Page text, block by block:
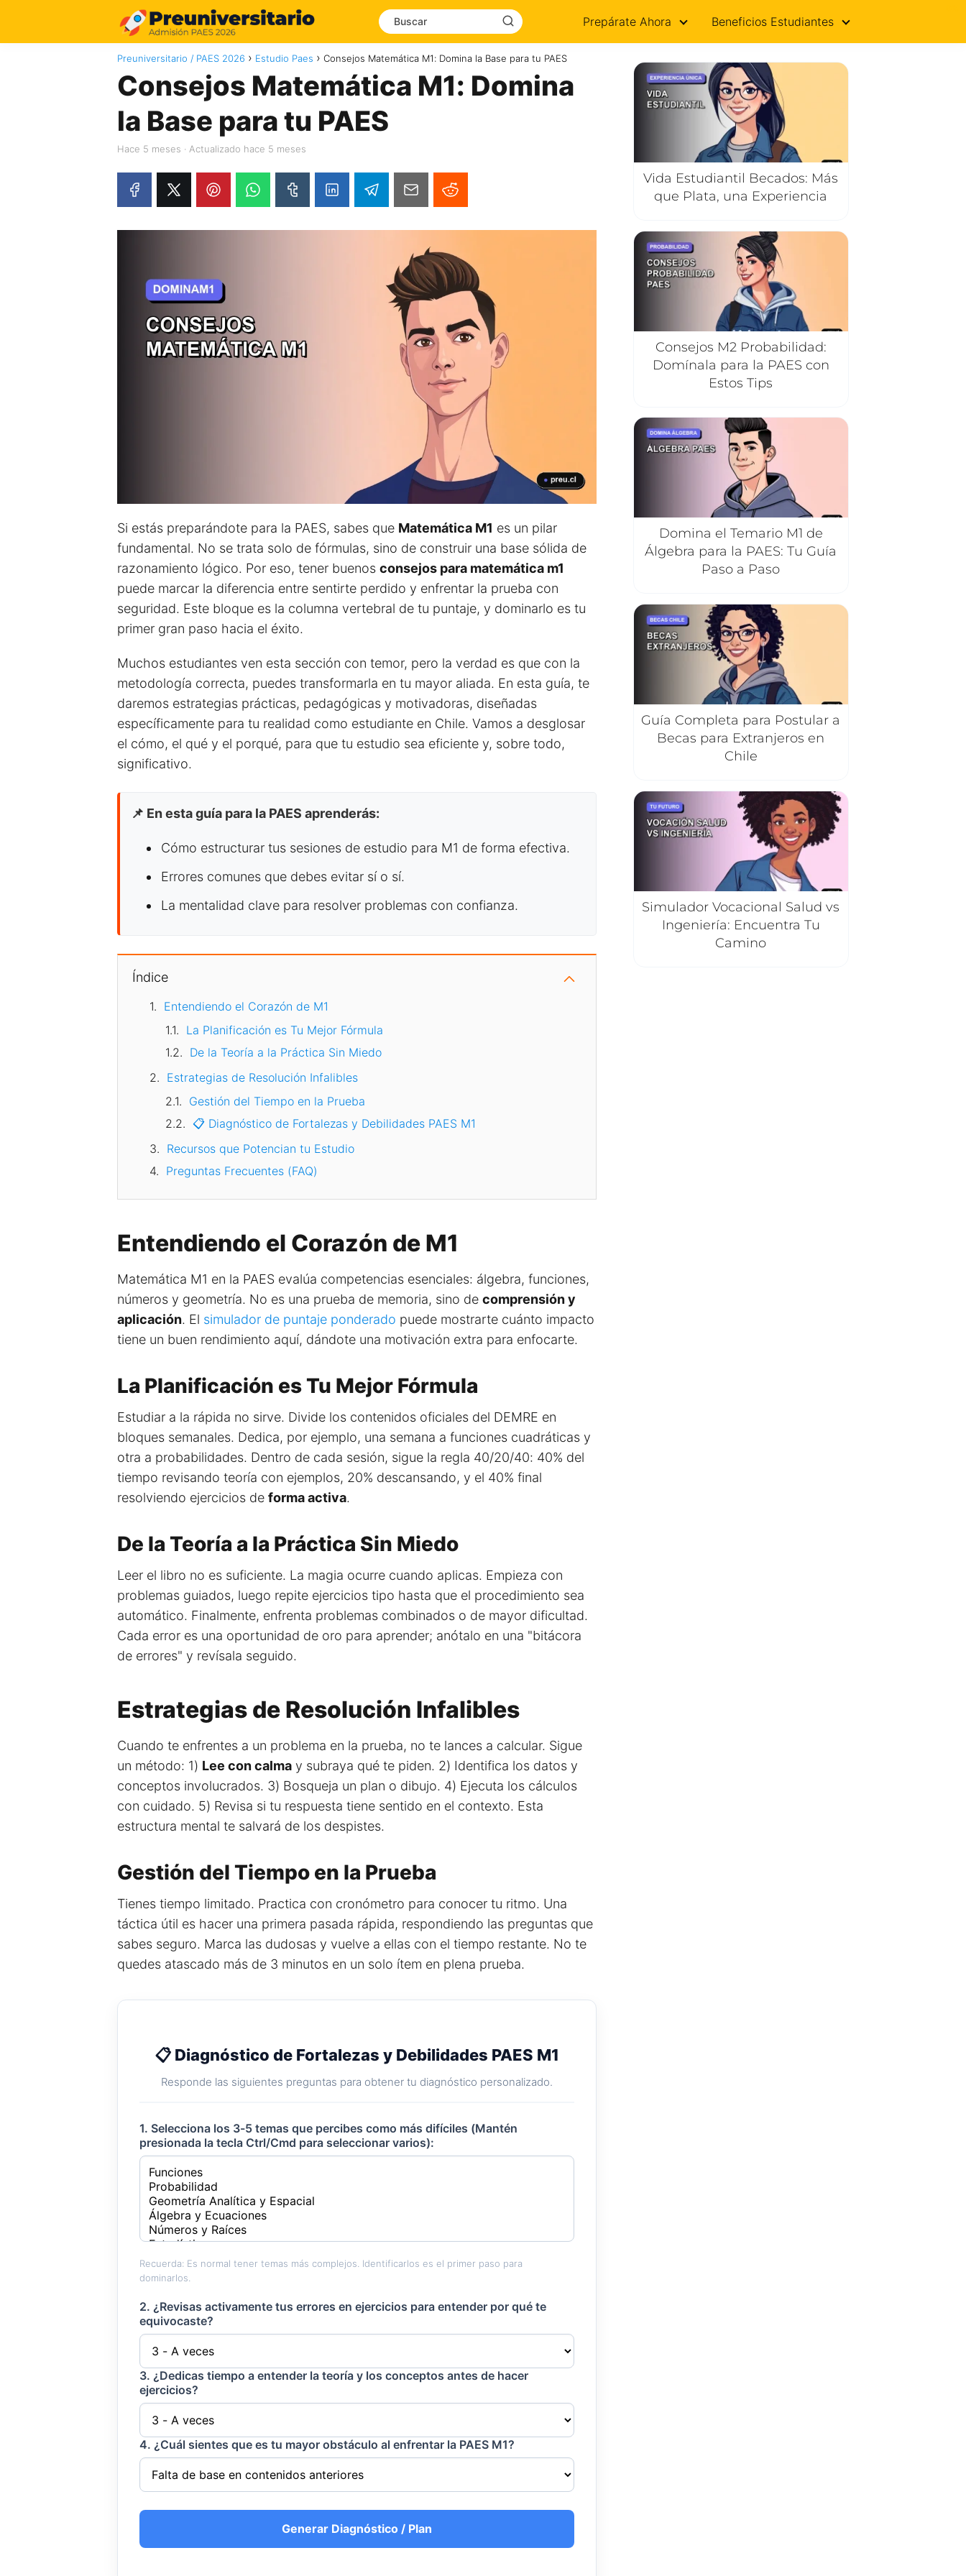
Prepárate Ahora Beneficios Estudiantes
Preuniversitario / PAES 2026 Estudio Paes Consejos Matemática M1: Domina la Base para tu PAES
Consejos Matemática M1: Domina
la Base para tu PAES
hace 5 meses · Actualizado hace 5 meses
Si estás preparándote para la PAES, sabes que Matemática M1 es un pilar
fundamental. No se trata solo de fórmulas, sino de construir una base sólida de
razonamiento lógico. Por eso, tener buenos consejos para matemática m1
puede marcar la diferencia entre sentirte perdido y enfrentar la prueba con
seguridad. Este bloque es la columna vertebral de tu puntaje, y dominarlo es tu
primer gran paso hacia el éxito.
Muchos estudiantes ven esta sección con temor, pero la verdad es que con la
metodología correcta, puedes transformarla en tu mayor aliada. En esta guía, te
daremos estrategias prácticas, pedagógicas y motivadoras, diseñadas
específicamente para tu realidad como estudiante en Chile. Vamos a desglosar
el cómo, el qué y el porqué, para que tu estudio sea eficiente y, sobre todo,
significativo.
📌 En esta guía para la PAES aprenderás:
Cómo estructurar tus sesiones de estudio para M1 de forma efectiva.
Errores comunes que debes evitar sí o sí.
La mentalidad clave para resolver problemas con confianza.
Índice
Entendiendo el Corazón de M1
La Planificación es Tu Mejor Fórmula
De la Teoría a la Práctica Sin Miedo
Estrategias de Resolución Infalibles
Gestión del Tiempo en la Prueba
📋 Diagnóstico de Fortalezas y Debilidades PAES M1
Recursos que Potencian tu Estudio
Preguntas Frecuentes (FAQ)
Entendiendo el Corazón de M1
Matemática M1 en la PAES evalúa competencias esenciales: álgebra, funciones,
números y geometría. No es una prueba de memoria, sino de comprensión y
aplicación. El simulador de puntaje ponderado puede mostrarte cuánto impacto
tiene un buen rendimiento aquí, dándote una motivación extra para enfocarte.
La Planificación es Tu Mejor Fórmula
Estudiar a la rápida no sirve. Divide los contenidos oficiales del DEMRE en
bloques semanales. Dedica, por ejemplo, una semana a funciones cuadráticas y
otra a probabilidades. Dentro de cada sesión, sigue la regla 40/20/40: 40% del
tiempo revisando teoría con ejemplos, 20% descansando, y el 40% final
resolviendo ejercicios de forma activa.
De la Teoría a la Práctica Sin Miedo
Leer el libro no es suficiente. La magia ocurre cuando aplicas. Empieza con
problemas guiados, luego repite ejercicios tipo hasta que el procedimiento sea
automático. Finalmente, enfrenta problemas combinados o de mayor dificultad.
Cada error es una oportunidad de oro para aprender; anótalo en una "bitácora
de errores" y revísala seguido.
Estrategias de Resolución Infalibles
Cuando te enfrentes a un problema en la prueba, no te lances a calcular. Sigue
un método: 1) Lee con calma y subraya qué te piden. 2) Identifica los datos y
conceptos involucrados. 3) Bosqueja un plan o dibujo. 4) Ejecuta los cálculos
con cuidado. 5) Revisa si tu respuesta tiene sentido en el contexto. Esta
estructura mental te salvará de los despistes.
Gestión del Tiempo en la Prueba
Tienes tiempo limitado. Practica con cronómetro para conocer tu ritmo. Una
táctica útil es hacer una primera pasada rápida, respondiendo las preguntas que
sabes seguro. Marca las dudosas y vuelve a ellas con el tiempo restante. No te
quedes atascado más de 3 minutos en un solo ítem en plena prueba.
📋 Diagnóstico de Fortalezas y Debilidades PAES M1
Responde las siguientes preguntas para obtener tu diagnóstico personalizado.
1. Selecciona los 3-5 temas que percibes como más difíciles (Mantén
presionada la tecla Ctrl/Cmd para seleccionar varios):
Recuerda: Es normal tener temas más complejos. Identificarlos es el primer paso para
dominarlos.
2. ¿Revisas activamente tus errores en ejercicios para entender por qué te
equivocaste?
3. ¿Dedicas tiempo a entender la teoría y los conceptos antes de hacer
ejercicios?
4. ¿Cuál sientes que es tu mayor obstáculo al enfrentar la PAES M1?
Generar Diagnóstico / Plan
Vida Estudiantil Becados: Más
que Plata, una Experiencia
Consejos M2 Probabilidad:
Domínala para la PAES con
Estos Tips
Domina el Temario M1 de
Álgebra para la PAES: Tu Guía
Paso a Paso
Guía Completa para Postular a
Becas para Extranjeros en
Chile
Simulador Vocacional Salud vs
Ingeniería: Encuentra Tu
Camino